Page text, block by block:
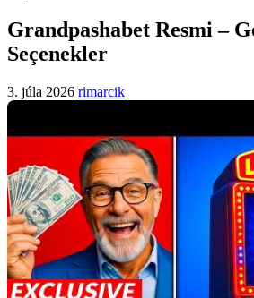
Grandpashabet Resmi –
Seçenekler
3. júla 2026 rimarcik